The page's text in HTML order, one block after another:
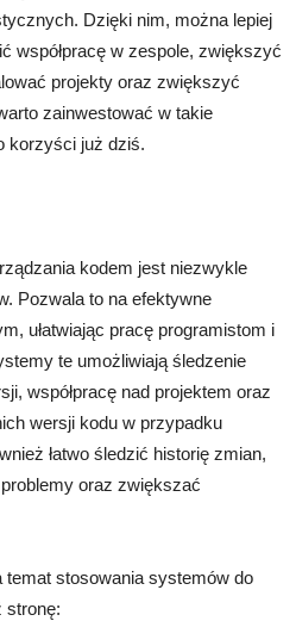
Dzięki nim, można lepiej
współpracę w zespole, zwiększyć
projekty oraz zwiększyć
zainwestować w takie
korzyści już dziś.
kodem jest niezwykle
Pozwala to na efektywne
ułatwiając pracę programistom i
te umożliwiają śledzenie
współpracę nad projektem oraz
wersji kodu w przypadku
łatwo śledzić historię zmian,
oraz zwiększać
stosowania systemów do
stronę: